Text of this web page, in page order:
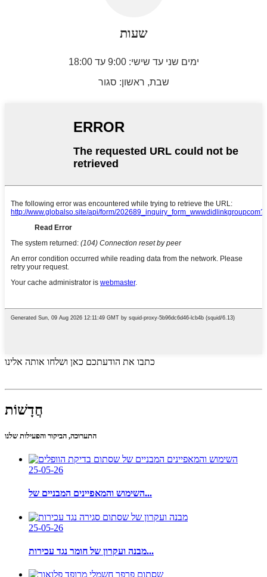
שעות
ימים שני עד שישי: 9:00 עד 18:00
שבת, ראשון: סגור
כתבו את הודעתכם כאן ושלחו אותה אלינו
חֲדָשׁוֹת
התערוכה, הביקור והפעילות שלנו
25-05-26
השימוש והמאפיינים המבניים של...
25-05-26
מבנה ועקרון של חומר נגד עכירות...